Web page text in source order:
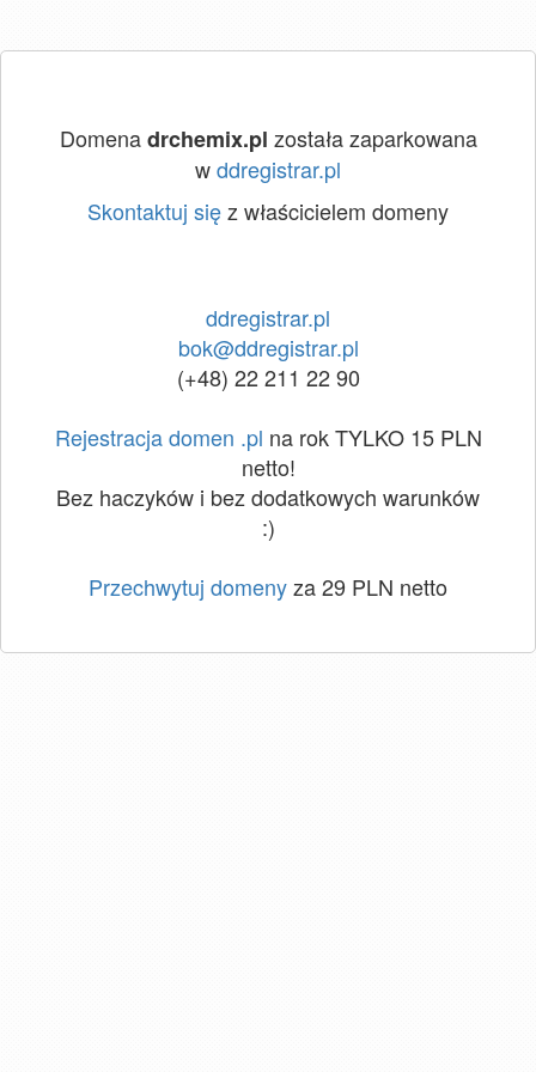
Domenadrchemix.pl została zaparkowana
wddregistrar.pl
Skontaktuj sięz właścicielem domeny
ddregistrar.pl
bok@ddregistrar.pl
(+48) 22 211 22 90
Rejestracja domen .pl na rok TYLKO 15 PLN
netto!
Bez haczyków i bez dodatkowych warunków
:)
Przechwytuj domenyza 29 PLN netto